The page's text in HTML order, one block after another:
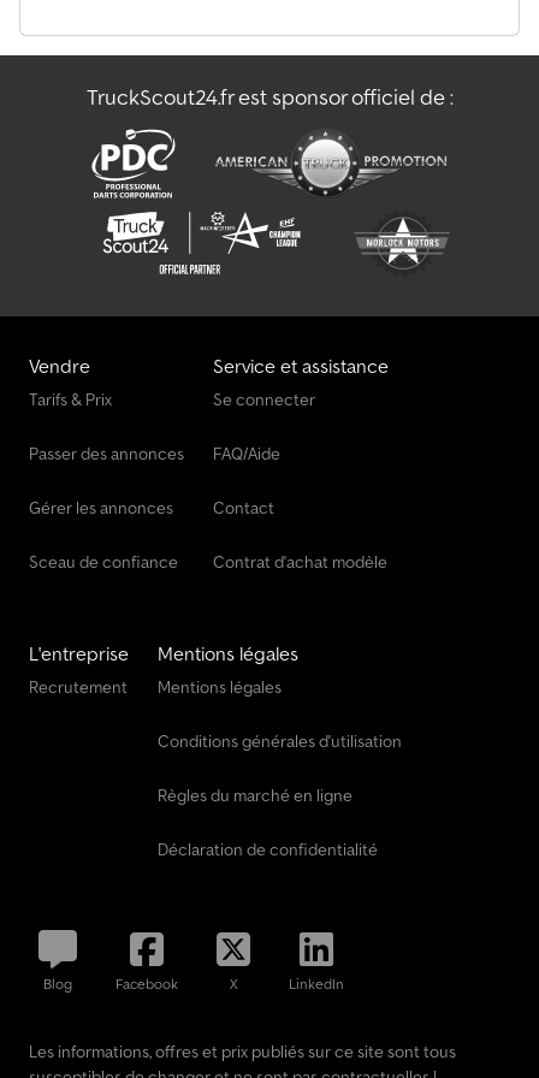
450 kg 8,20 m : 2 500 kg 10,20 m : 1 900 kg 12,20 m : 1 540 kg 14,20 m
en très bon état. Contrôle technique valable jusqu’à 9/2026
Export / prix net : 65 900 euros Informations données sans
garantie. Sous réserve d’erreurs et de vente préalable.
TruckScout24.fr est sponsor officiel de :
Vendre
Tarifs & Prix
Passer des annonces
Gérer les annonces
Sceau de confiance
Service et assistance
Se connecter
FAQ/Aide
Contact
Contrat d'achat modèle
L'entreprise
Recrutement
Mentions légales
Mentions légales
Conditions générales d'utilisation
Règles du marché en ligne
Déclaration de confidentialité
Blog Facebook X LinkedIn
Les informations, offres et prix publiés sur ce site sont tous